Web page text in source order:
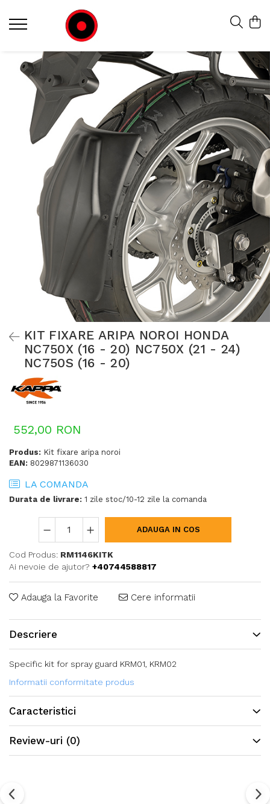
KIT FIXARE ARIPA NOROI HONDA
NC750X (16 - 20) NC750X (21 - 24)
NC750S (16 - 20)
552,00 RON
Produs: Kit fixare aripa noroi
EAN: 8029871136030
LA COMANDA
Durata de livrare: 1 zile stoc/10-12 zile la comanda
ADAUGA IN COS
Cod Produs: RM1146KITK
Ai nevoie de ajutor? +40744588817
Adauga la Favorite Cere informatii
Descriere
Specific kit for spray guard KRM01, KRM02
Informatii conformitate produs
Caracteristici
Review-uri (0)